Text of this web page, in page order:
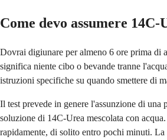
Come devo assumere 14C-
Dovrai digiunare per almeno 6 ore prima di
significa niente cibo o bevande tranne
istruzioni specifiche su quando smettere di
Il test prevede in genere l'assunzione di una
soluzione di 14C-Urea mescolata con
rapidamente, di solito entro pochi minuti. La